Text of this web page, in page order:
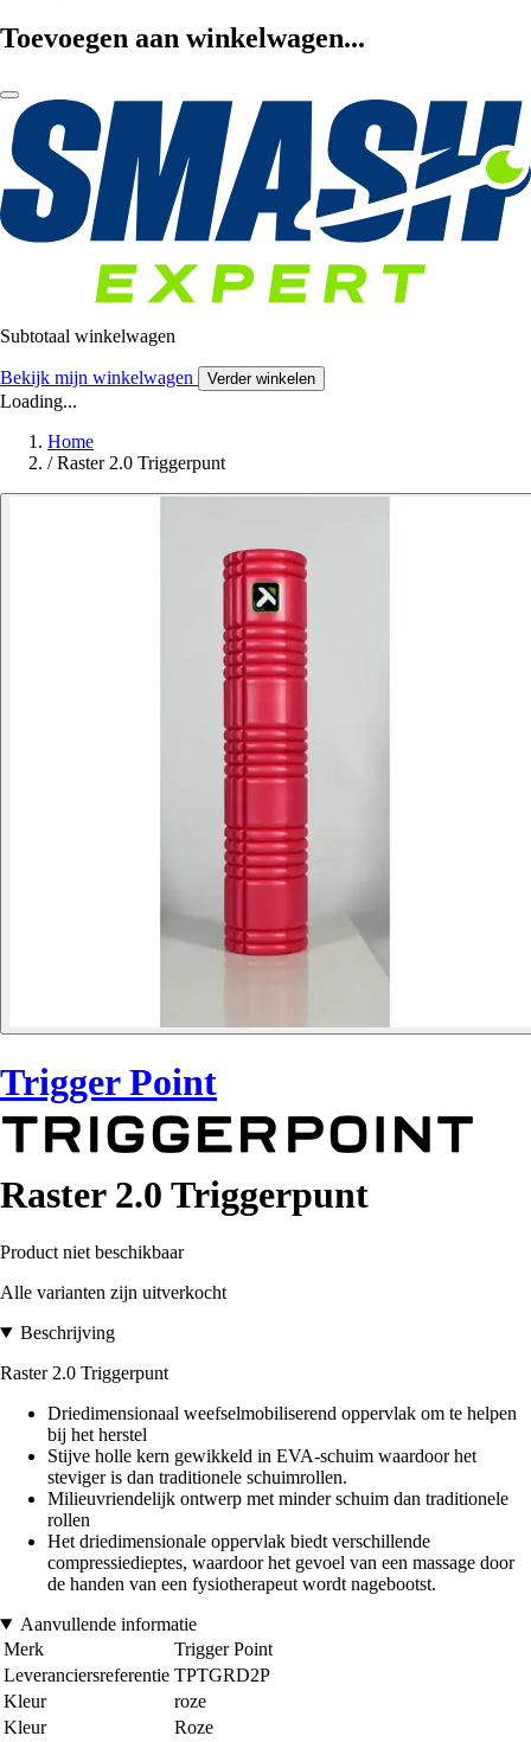
Toevoegen aan winkelwagen...
Subtotaal winkelwagen
Bekijk mijn winkelwagen Verder winkelen
Loading...
Home
/ Raster 2.0 Triggerpunt
Trigger Point
Raster 2.0 Triggerpunt
Product niet beschikbaar
Alle varianten zijn uitverkocht
Beschrijving
Raster 2.0 Triggerpunt
Driedimensionaal weefselmobiliserend oppervlak om te helpen
bij het herstel
Stijve holle kern gewikkeld in EVA-schuim waardoor het
steviger is dan traditionele schuimrollen.
Milieuvriendelijk ontwerp met minder schuim dan traditionele
rollen
Het driedimensionale oppervlak biedt verschillende
compressiedieptes, waardoor het gevoel van een massage door
de handen van een fysiotherapeut wordt nagebootst.
Aanvullende informatie
Merk
Trigger Point
Leveranciersreferentie TPTGRD2P
Kleur
roze
Kleur
Roze